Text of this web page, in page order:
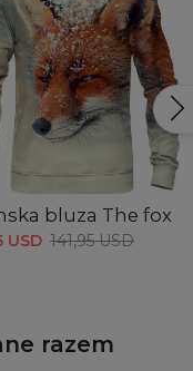
bluza The fox
USD 141,95 USD
razem